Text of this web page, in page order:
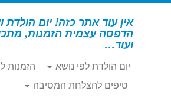
דלג
אין עוד אתר כזה! יום הולדת
הדפסה עצמית הזמנות,
ועוד…
יום הולדת לפי נושא הזמנות
טיפים להצלחת המסיבה
דף הבית » לשבור את הקרח